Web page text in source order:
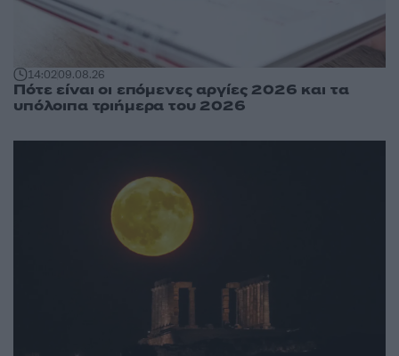
14:0209.08.26
Πότε είναι οι επόμενες αργίες 2026 και τα
υπόλοιπα τριήμερα του 2026